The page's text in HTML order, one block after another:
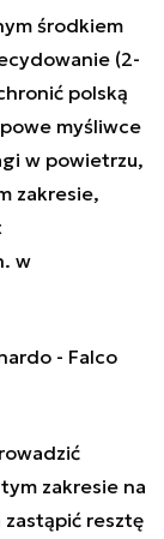
środkiem
(2-
polską
myśliwce
w powietrzu,
zakresie,
w
- Falco
zakresie na
resztę